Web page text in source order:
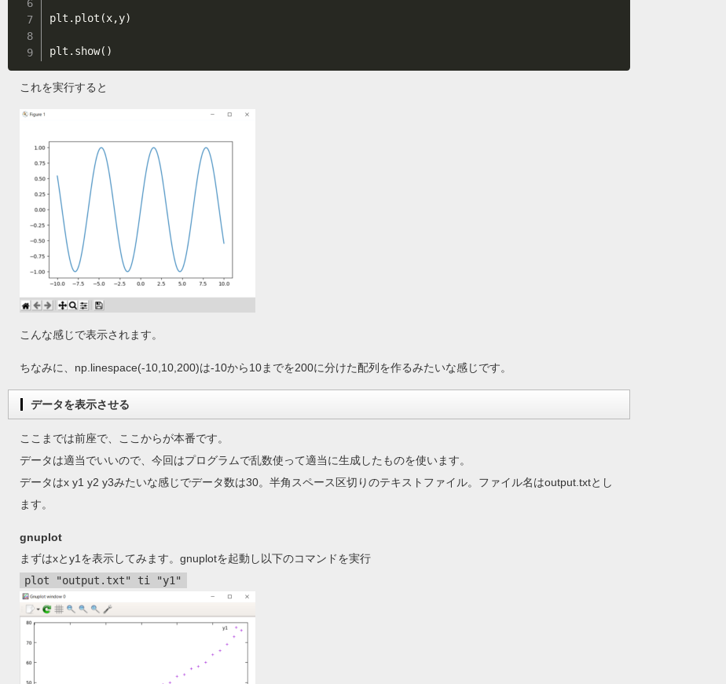
plt . plot (x,y)
plt . show( )
これを実行すると
こんな感じで表示されます。
ちなみに、np.linespace(-10,10,200)は-10から10までを200に分けた配列を作るみたいな感じです。
データを表示させる
ここまでは前座で、ここからが本番です。
データは適当でいいので、今回はプログラムで乱数使って適当に生成したものを使います。
データはx y1 y2 y3みたいな感じでデータ数は30。半角スペース区切りのテキストファイル。ファイル名はoutput.txtとし
ます。
gnuplot
まずはxとy1を表示してみます。gnuplotを起動し以下のコマンドを実行
plot "output.txt" ti "y1"